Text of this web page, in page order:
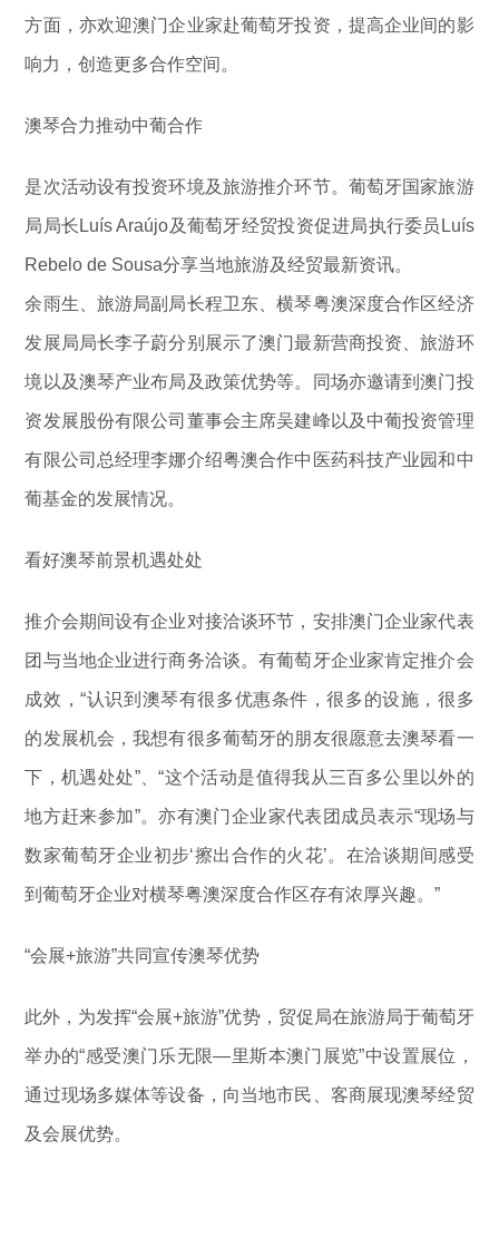
方面，亦欢迎澳门企业家赴葡萄牙投资，提高企业间的影
响力，创造更多合作空间。
澳琴合力推动中葡合作
是次活动设有投资环境及旅游推介环节。葡萄牙国家旅游
局局长Luís Araújo及葡萄牙经贸投资促进局执行委员Luís
Rebelo de Sousa分享当地旅游及经贸最新资讯。
余雨生、旅游局副局长程卫东、横琴粤澳深度合作区经济
发展局局长李子蔚分别展示了澳门最新营商投资、旅游环
境以及澳琴产业布局及政策优势等。同场亦邀请到澳门投
资发展股份有限公司董事会主席吴建峰以及中葡投资管理
有限公司总经理李娜介绍粤澳合作中医药科技产业园和中
葡基金的发展情况。
看好澳琴前景机遇处处
推介会期间设有企业对接洽谈环节，安排澳门企业家代表
团与当地企业进行商务洽谈。有葡萄牙企业家肯定推介会
成效，“认识到澳琴有很多优惠条件，很多的设施，很多
的发展机会，我想有很多葡萄牙的朋友很愿意去澳琴看一
下，机遇处处”、“这个活动是值得我从三百多公里以外的
地方赶来参加”。亦有澳门企业家代表团成员表示“现场与
数家葡萄牙企业初步‘擦出合作的火花’。在洽谈期间感受
到葡萄牙企业对横琴粤澳深度合作区存有浓厚兴趣。”
“会展+旅游”共同宣传澳琴优势
此外，为发挥“会展+旅游”优势，贸促局在旅游局于葡萄牙
举办的“感受澳门乐无限—里斯本澳门展览”中设置展位，
通过现场多媒体等设备，向当地市民、客商展现澳琴经贸
及会展优势。